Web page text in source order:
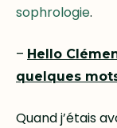
sophrologie.
– Hello
quelques
Quand j’étais